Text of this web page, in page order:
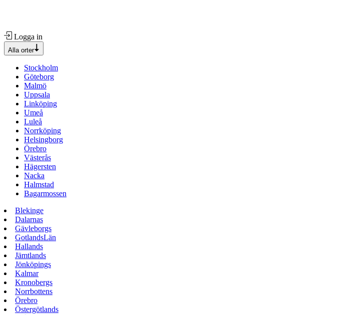
Logga in
Alla orter
Stockholm
Göteborg
Malmö
Uppsala
Linköping
Umeå
Luleå
Norrköping
Helsingborg
Örebro
Västerås
Hägersten
Nacka
Halmstad
Bagarmossen
Blekinge
Dalarnas
Gävleborgs
GotlandsLän
Hallands
Jämtlands
Jönköpings
Kalmar
Kronobergs
Norrbottens
Örebro
Östergötlands